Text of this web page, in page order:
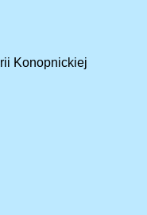
Konopnickiej